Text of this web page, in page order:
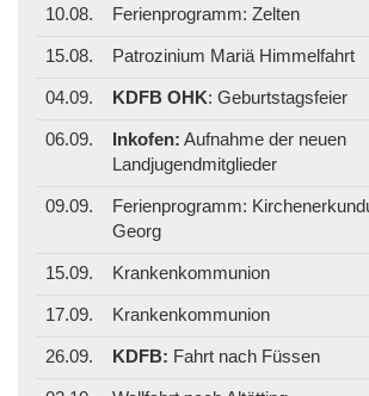
10.08. Ferienprogramm: Zelten
15.08. Patrozinium Mariä Himmelfahrt
04.09. KDFB OHK: Geburtstagsfeier
06.09. Inkofen: Aufnahme der neuen
Landjugendmitglieder
09.09.
Ferienprogramm:
Georg
15.09. Krankenkommunion
17.09. Krankenkommunion
26.09. KDFB: Fahrt nach Füssen